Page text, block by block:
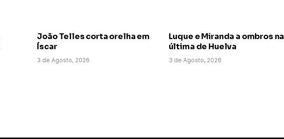
João Telles corta orelha em
Íscar
3 de Agosto, 2026
Luque e Miranda a ombros na
última de Huelva
3 de Agosto, 2026